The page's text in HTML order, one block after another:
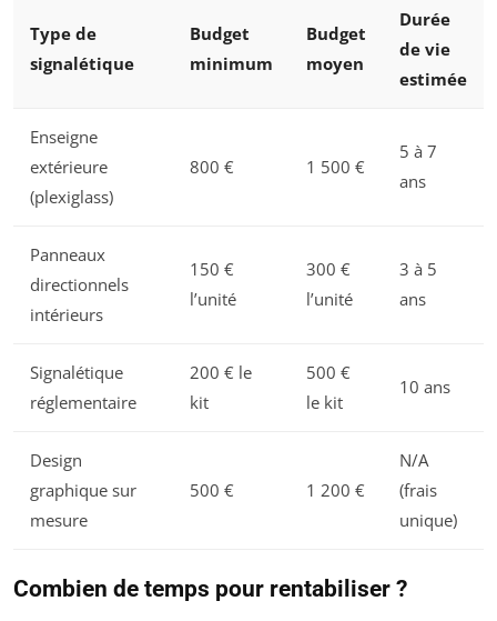
Type de
signalétique
Budget
minimum
Budget
moyen
Durée
de vie
estimée
Enseigne
extérieure
(plexiglass)
800 € 1 500 €
5 à 7
ans
Panneaux
directionnels
intérieurs
150 €
l’unité
300 €
l’unité
3 à 5
ans
Signalétique
réglementaire
200 € le
kit
500 €
le kit
10 ans
Design
graphique sur
mesure
500 € 1 200 €
N/A
(frais
unique)
Combien de temps pour rentabiliser ?